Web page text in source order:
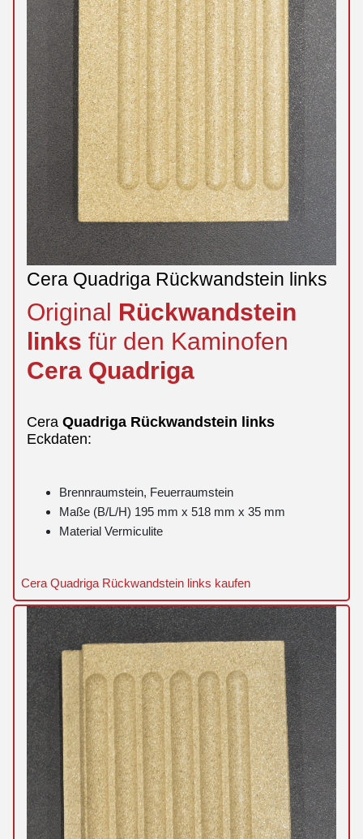
Cera Quadriga Rückwandstein links
Original Rückwandstein
links für den Kaminofen
Cera Quadriga
Cera Quadriga Rückwandstein links
Eckdaten:
Brennraumstein, Feuerraumstein
Maße (B/L/H) 195 mm x 518 mm x 35 mm
Material Vermiculite
Cera Quadriga Rückwandstein links kaufen